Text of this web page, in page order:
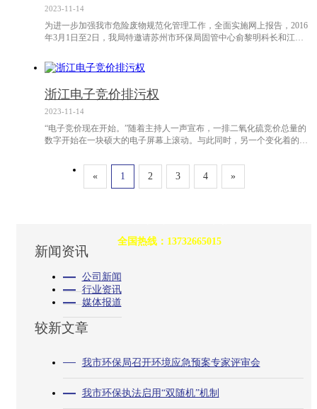
全国热线：13732665015
2023-11-14
为进一步加强我市危险废物规范化管理工作，全面实施网上报告，2016
年3月1日至2日，我局特邀请苏州市环保局固管中心俞黎明科长和江苏
作人员和550多家重点产生企业法定代表人及规范化管理负责人进行了
现场培训，培训内容包括危险废物规范化管理要求和危险废物网上报告
定、相关法律法规等内
浙江电子竞价排污权
2023-11-14
“电子竞价现在开始。”随着主持人一声宣布，一排二氧化硫竞价总量的
数字开始在一块硕大的电子屏幕上滚动。与此同时，另一个变化着的数
价数额每增长一次，倒计时就重新开始计算。这是日前由浙江省排污权
交易中心主办的第一期政府储备二氧化硫指标电子竞价会上的一幕，共
有7家企业参与了此次竞价。自2009年环境保护部和财政部批准浙江省
« 1 2 3 4 »
新闻资讯
公司新闻
行业资讯
媒体报道
较新文章
我市环保局召开环境应急预案专家评审会
我市环保执法启用“双随机”机制